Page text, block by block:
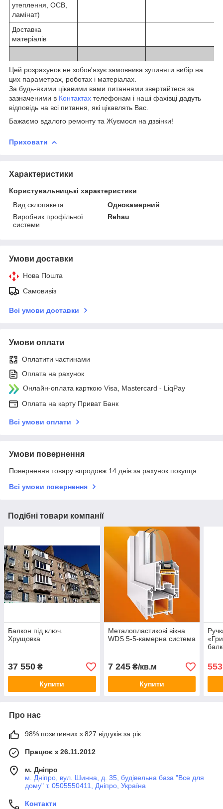
утеплення, ОСВ,
ламінат)
Доставка
матеріалів
Цей розрахунок не зобов'язує замовника зупиняти вибір на
цих параметрах, роботах і матеріалах.
За будь-якими цікавими вами питаннями звертайтеся за
зазначеними в Контактах телефонам і наші фахівці дадуть
відповідь на всі питання, які цікавлять Вас.
Бажаємо вдалого ремонту та Жуємося на дзвінки!
Приховати
Характеристики
Користувальницькі характеристики
Вид склопакета
Однокамерний
Виробник профільної
системи
Rehau
Умови доставки
Нова Пошта
Самовивіз
Всі умови доставки
Умови оплати
Оплатити частинами
Оплата на рахунок
Онлайн-оплата карткою Visa, Mastercard - LiqPay
Оплата на карту Приват Банк
Всі умови оплати
Умови повернення
Повернення товару впродовж 14 днів за рахунок покупця
Всі умови повернення
Подібні товари компанії
Балкон під ключ.
Хрущовка
37 550 ₴
Купити
Металопластикові вікна
WDS 5-5-камерна система
7 245₴/кв.м
Купити
553
Про нас
98% позитивних з 827 відгуків за рік
Працює з 26.11.2012
м. Дніпро
м. Дніпро, вул. Шинна, д. 35, будівельна база "Все для
дому" т. 0505550411, Дніпро, Україна
Контакти